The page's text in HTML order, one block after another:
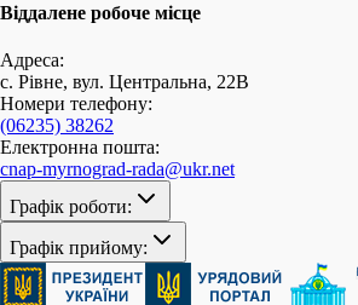
Віддалене робоче місце
Адреса:
с. Рівне, вул. Центральна, 22В
Номери телефону:
(06235) 38262
Електронна пошта:
cnap-myrnograd-rada@ukr.net
Графік роботи:
Графік прийому: